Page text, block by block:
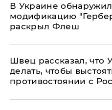
В Украине
модификацию
раскрыл Флеш
Швец рассказал, что
делать, чтобы
противостоянии с